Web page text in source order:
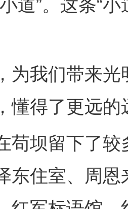
道”。这条“
我们带来光
懂得了更远的
坝留下了较
东住室、周